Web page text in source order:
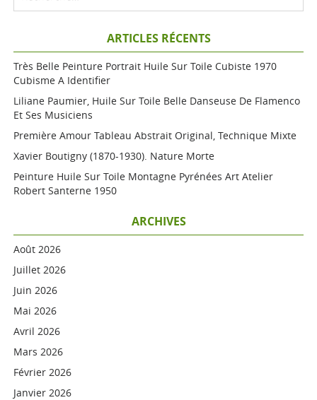
ARTICLES RÉCENTS
Très Belle Peinture Portrait Huile Sur Toile Cubiste 1970
Cubisme A Identifier
Liliane Paumier, Huile Sur Toile Belle Danseuse De Flamenco
Et Ses Musiciens
Première Amour Tableau Abstrait Original, Technique Mixte
Xavier Boutigny (1870-1930). Nature Morte
Peinture Huile Sur Toile Montagne Pyrénées Art Atelier
Robert Santerne 1950
ARCHIVES
Août 2026
Juillet 2026
Juin 2026
Mai 2026
Avril 2026
Mars 2026
Février 2026
Janvier 2026